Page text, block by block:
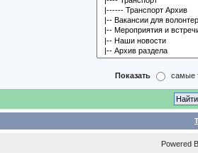
Показать самые
Powered